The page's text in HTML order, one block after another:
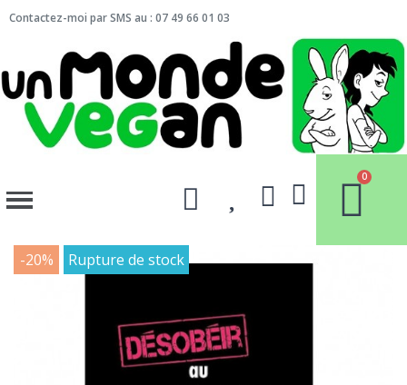
Contactez-moi par SMS au : 07 49 66 01 03
-20% Rupture de stock